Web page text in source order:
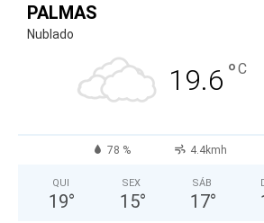
PALMAS
Nublado
19.6 °C
78 % 4.4kmh
QUI
19°
SEX
15°
SÁB
17°